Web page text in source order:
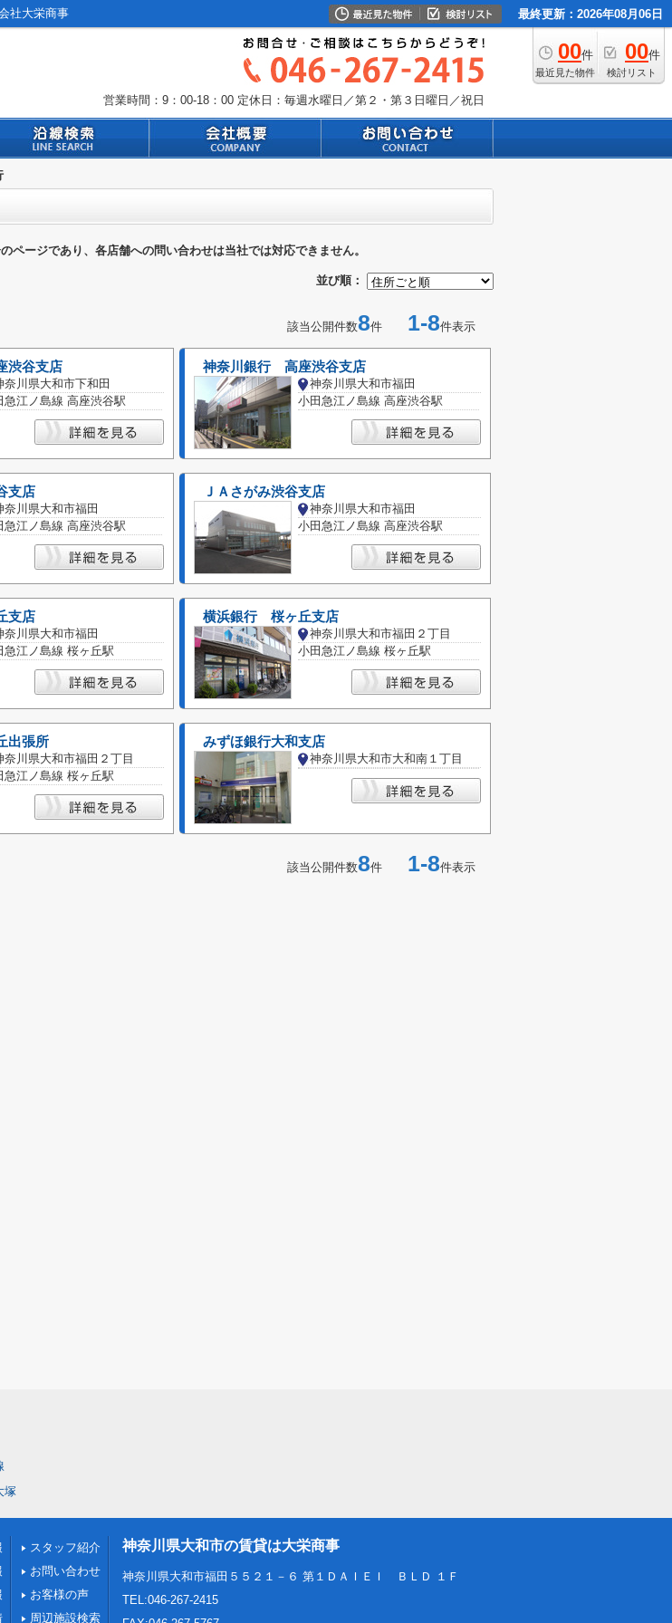
社大栄商事 最終更新：2026年08月06日
00件
最近見た物件
00件
検討リスト
営業時間：9：00-18：00 定休日：毎週水曜日／第２・第３日曜日／祝日
ページであり、各店舗への問い合わせは当社では対応できません。
並び順：
該当公開件数8件 1-8件表示
渋谷支店
奈川県大和市下和田
急江ノ島線 高座渋谷駅
神奈川銀行 高座渋谷支店
神奈川県大和市福田
小田急江ノ島線 高座渋谷駅
支店
奈川県大和市福田
急江ノ島線 高座渋谷駅
ＪＡさがみ渋谷支店
神奈川県大和市福田
小田急江ノ島線 高座渋谷駅
支店
奈川県大和市福田
急江ノ島線 桜ヶ丘駅
横浜銀行 桜ヶ丘支店
神奈川県大和市福田２丁目
小田急江ノ島線 桜ヶ丘駅
出張所
奈川県大和市福田２丁目
急江ノ島線 桜ヶ丘駅
みずほ銀行大和支店
神奈川県大和市大和南１丁目
該当公開件数8件 1-8件表示
塚
スタッフ紹介
お問い合わせ
お客様の声
周辺施設検索
神奈川県大和市の賃貸は大栄商事
神奈川県大和市福田５５２１－６ 第１ＤＡＩＥＩ ＢＬＤ １Ｆ
TEL:046-267-2415